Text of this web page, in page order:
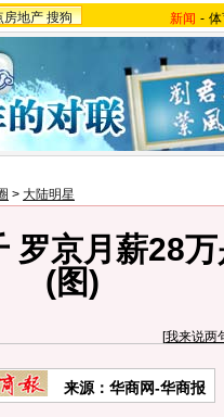
房地产 搜狗 新闻 -
> 大陆明星
罗京月薪28
(图)
[我来说两
来源：华商网-华商报